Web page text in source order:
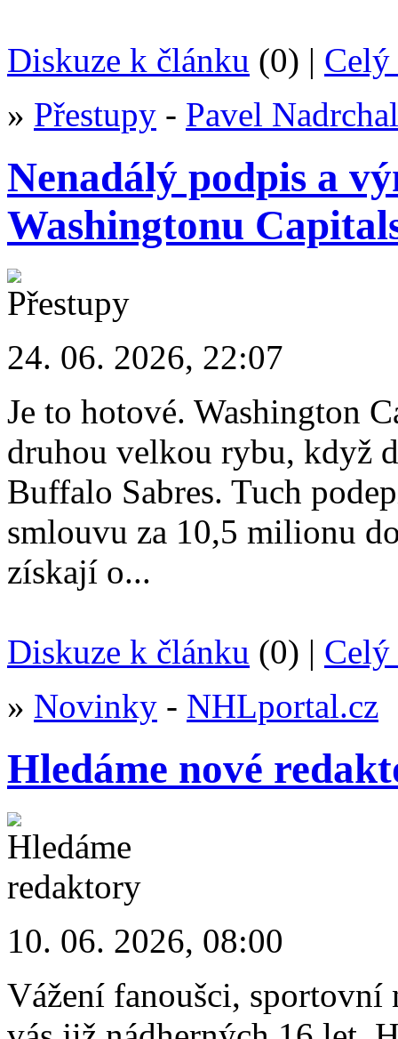
Diskuze k článku (0) | Celý
» Přestupy - Pavel Nadrchal
Nenadálý podpis a
Washingtonu
24. 06. 2026, 22:07
Je to hotové. Washington
druhou velkou rybu, když
Buffalo Sabres. Tuch
smlouvu za 10,5 milionu
získají o...
Diskuze k článku (0) | Celý
» Novinky - NHLportal.cz
Hledáme nové
10. 06. 2026, 08:00
Vážení fanoušci,